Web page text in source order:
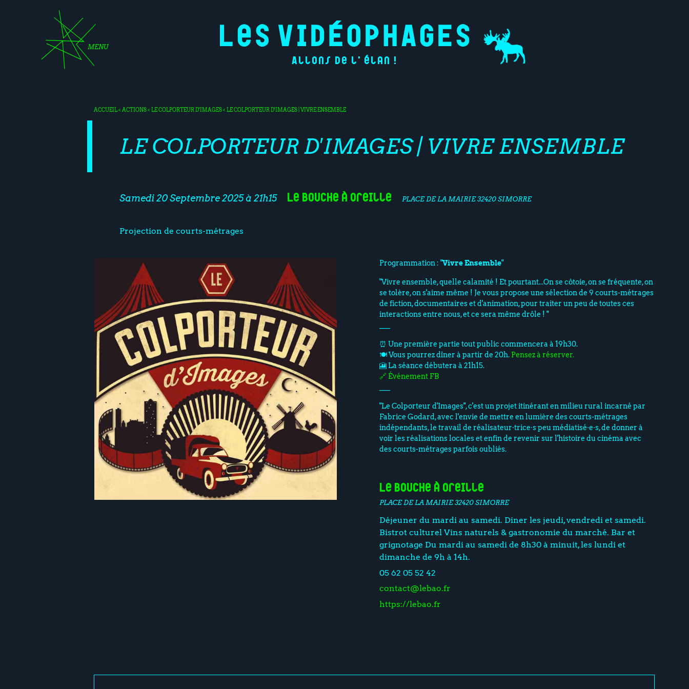
MENU
Allons de l'élan !
ACCUEIL<ACTIONS<LE COLPORTEUR D'IMAGES< LE COLPORTEUR D'IMAGES | VIVRE ENSEMBLE
LE COLPORTEUR D'IMAGES | VIVRE ENSEMBLE
Samedi 20 Septembre 2025 à 21h15 Le Bouche à Oreille PLACE DE LA MAIRIE 32420 SIMORRE
Projection de courts-métrages
Programmation : "Vivre Ensemble"
"Vivre ensemble, quelle calamité ! Et pourtant...On se côtoie, on se fréquente, on
se tolère, on s'aime même ! Je vous propose une sélection de 9 courts-métrages
de fiction, documentaires et d'animation, pour traiter un peu de toutes ces
interactions entre nous, et ce sera même drôle ! "
⏰ Une première partie tout public commencera à 19h30.
🍽️ Vous pourrez dîner à partir de 20h. Pensez à réserver.
🎦 La séance débutera à 21h15.
🔗 Événement FB
"Le Colporteur d'Images", c'est un projet itinérant en milieu rural incarné par
Fabrice Godard, avec l'envie de mettre en lumière des courts-métrages
indépendants, le travail de réalisateur·trice·s peu médiatisé·e·s, de donner à
voir les réalisations locales et enfin de revenir sur l'histoire du cinéma avec
des courts-métrages parfois oubliés.
Le Bouche à Oreille
PLACE DE LA MAIRIE 32420 SIMORRE
Déjeuner du mardi au samedi. Diner les jeudi, vendredi et samedi.
Bistrot culturel Vins naturels & gastronomie du marché. Bar et
grignotage Du mardi au samedi de 8h30 à minuit, les lundi et
dimanche de 9h à 14h.
05 62 05 52 42
contact@lebao.fr
https://lebao.fr